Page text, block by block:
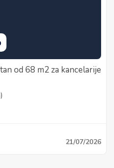
od 68 m2 za kancelarije
21/07/2026